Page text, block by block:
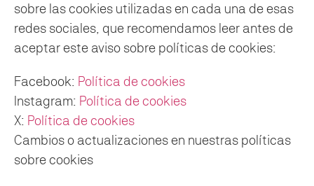
sobre las cookies utilizadas en cada una de esas
redes sociales, que recomendamos leer antes de
aceptar este aviso sobre políticas de cookies:
Facebook: Política de cookies
Instagram: Política de cookies
X: Política de cookies
Cambios o actualizaciones en nuestras políticas
sobre cookies